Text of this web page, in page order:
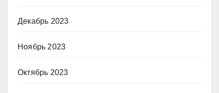
Декабрь 2023
Ноябрь 2023
Октябрь 2023